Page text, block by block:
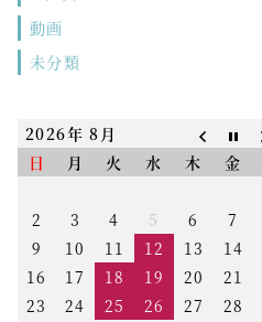
動画
未分類
2026年 8月
日
月 火 水 木 金
2
3 4 5 6 7
9
10 11 12 13 14
16
17 18 19 20 21
23
24 25 26 27 28